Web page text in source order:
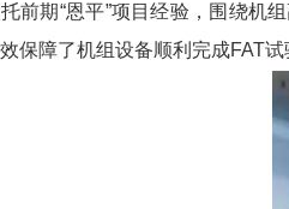
前期“恩平”项目经验，围绕机
保障了机组设备顺利完成FAT